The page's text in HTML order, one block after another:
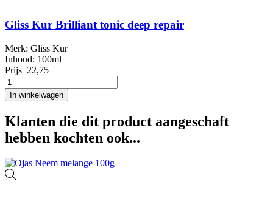
Gliss Kur Brilliant tonic deep repair
Merk: Gliss Kur
Inhoud: 100ml
Prijs 22,75
In winkelwagen
Klanten die dit product aangeschaft
hebben kochten ook...